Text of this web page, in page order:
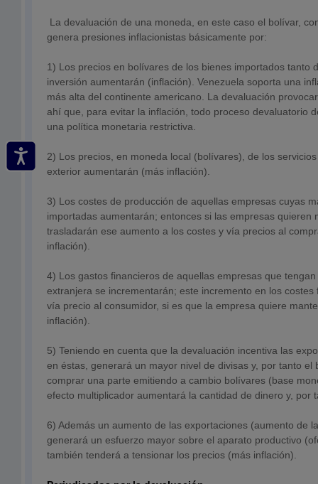
La devaluación de una moneda, en este caso el bolívar,
genera presiones inflacionistas básicamente por:
1) Los precios en bolívares de los bienes importados tanto
inversión aumentarán (inflación). Venezuela soporta una
más alta del continente americano. La devaluación
ahí que, para evitar la inflación, todo proceso devaluatorio
una política monetaria restrictiva.
2) Los precios, en moneda local (bolívares), de los
exterior aumentarán (más inflación).
3) Los costes de producción de aquellas empresas cuyas
importadas aumentarán; entonces si las empresas quieren
trasladarán ese aumento a los costes y vía precios al
inflación).
4) Los gastos financieros de aquellas empresas que
extranjera se incrementarán; este incremento en los
vía precio al consumidor, si es que la empresa quiere
inflación).
5) Teniendo en cuenta que la devaluación incentiva las
en éstas, generará un mayor nivel de divisas y, por tanto el
comprar una parte emitiendo a cambio bolívares (base
efecto multiplicador aumentará la cantidad de dinero y, por
6) Además un aumento de las exportaciones (aumento de
generará un esfuerzo mayor sobre el aparato productivo
también tenderá a tensionar los precios (más inflación).